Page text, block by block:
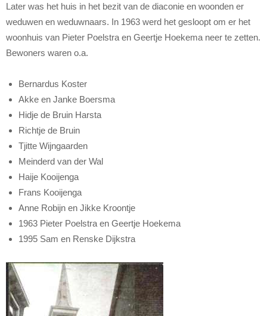
Later was het huis in het bezit van de diaconie en woonden er
weduwen en weduwnaars. In 1963 werd het gesloopt om er het
woonhuis van Pieter Poelstra en Geertje Hoekema neer te zetten.
Bewoners waren o.a.
Bernardus Koster
Akke en Janke Boersma
Hidje de Bruin Harsta
Richtje de Bruin
Tjitte Wijngaarden
Meinderd van der Wal
Haije Kooijenga
Frans Kooijenga
Anne Robijn en Jikke Kroontje
1963 Pieter Poelstra en Geertje Hoekema
1995 Sam en Renske Dijkstra